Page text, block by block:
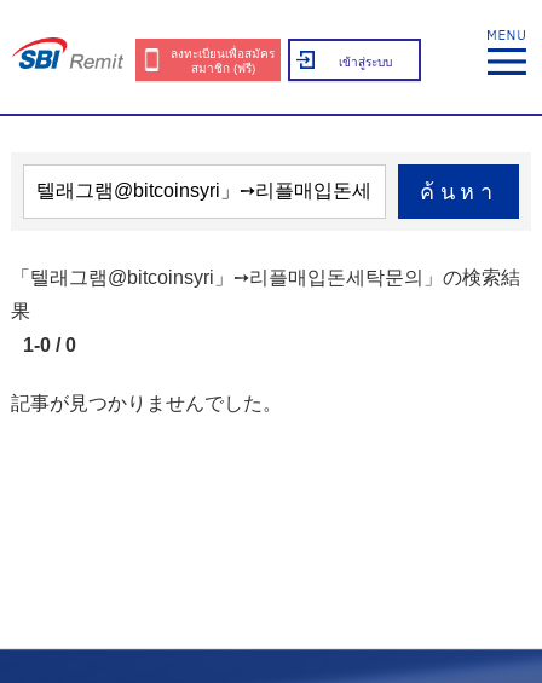
ลงทะเบียนเพื่อสมัคร
สมาชิก (ฟรี)
เข้าสู่ระบบ
ค้นหา
「텔래그램@bitcoinsyri」➙리플매입돈세탁문의」の検索結
果
1-0 / 0
記事が見つかりませんでした。